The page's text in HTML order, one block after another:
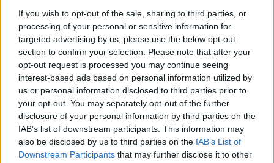
If you wish to opt-out of the sale, sharing to third parties, or
processing of your personal or sensitive information for
targeted advertising by us, please use the below opt-out
section to confirm your selection. Please note that after your
opt-out request is processed you may continue seeing
interest-based ads based on personal information utilized by
us or personal information disclosed to third parties prior to
your opt-out. You may separately opt-out of the further
disclosure of your personal information by third parties on the
IAB’s list of downstream participants. This information may
also be disclosed by us to third parties on the IAB’s List of
Downstream Participants that may further disclose it to other
Instant Sports Tennis – Nintendo Switch
Pack de 3 Bodies Unisex para niños Playshoes, Blanco (Talla
74-80)
Cortadora femenina 2 en 1 impermeable
Levi’s Hombre 559™ Relaxed Strt, Navarro, 32W / 34L
Salomon X-ADVENTURE RECON Gore-Tex impermeables All-
In-One Zapatillas para hombre